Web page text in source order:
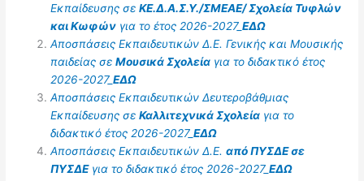
Εκπαίδευσης σεΚΕ.Δ.Α.Σ.Υ./ΣΜΕΑΕ/ Σχολεία Τυφλών
και Κωφών για το έτος 2026-2027_ΕΔΩ
Αποσπάσεις Εκπαιδευτικών Δ.Ε. Γενικής και Μουσικής
παιδείας σεΜουσικά Σχολεία για το διδακτικό έτος
2026-2027_ΕΔΩ
Αποσπάσεις Εκπαιδευτικών Δευτεροβάθμιας
Εκπαίδευσης σεΚαλλιτεχνικά Σχολεία για το
διδακτικό έτος 2026-2027_ΕΔΩ
Αποσπάσεις Εκπαιδευτικών Δ.Ε.από ΠΥΣΔΕ σε
ΠΥΣΔΕγια το διδακτικό έτος 2026-2027_ΕΔΩ